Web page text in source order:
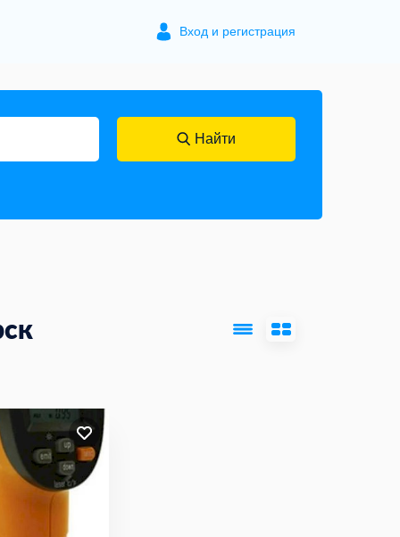
Вход и регистрация
Найти